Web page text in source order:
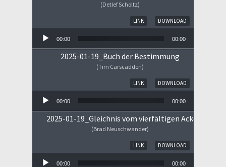
(Detlef Scholtz)
DOWNLOAD
LINK
00:00 00:00
2025-01-19_Buch der Bestimmung
(Tim Carscadden)
DOWNLOAD
LINK
00:00 00:00
2025-01-19_Gleichnis vom vierfältigen Ackerboden
(Brad Neuschwander)
DOWNLOAD
LINK
00:00 00:00